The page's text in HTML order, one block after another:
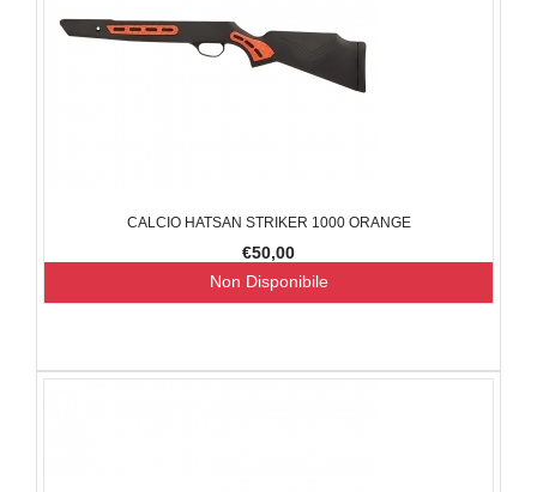
CALCIO HATSAN STRIKER 1000 ORANGE
€50,00
Non Disponibile